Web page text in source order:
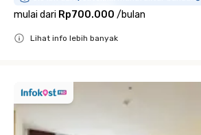
mulai dari Rp700.000 /bulan
Lihat info lebih banyak